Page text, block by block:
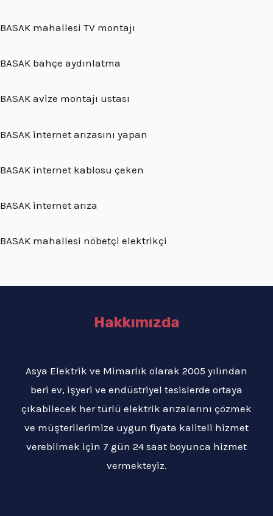
BASAK mahallesi TV montajı
BASAK bahçe aydınlatma
BASAK avize montajı ustası
BASAK internet arızasını yapan
BASAK internet kablosu çeken
BASAK internet arıza
BASAK mahallesi nöbetçi elektrikçi
Hakkımızda
Asya Elektrik ve Mimarlık olarak 2005 yılından
beri ev, işyeri ve endüstriyel tesislerde ortaya
çıkabilecek her türlü elektrik arızalarını çözmek
ve müşterilerimize uygun fiyata kaliteli hizmet
verebilmek için 7 gün 24 saat boyunca hizmet
vermekteyiz.